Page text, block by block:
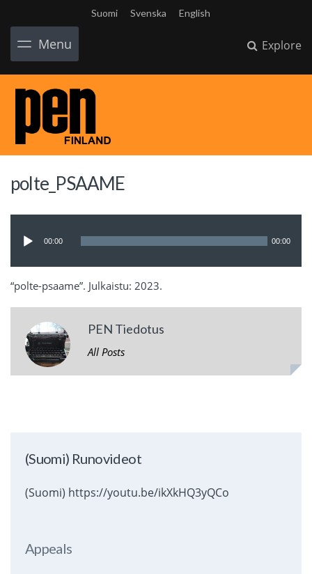
Suomi Svenska English
Menu Explore
polte_PSAAME
Player
00:00 00:00
“polte-psaame”. Julkaistu: 2023.
PEN Tiedotus
All Posts
(Suomi) Runovideot
(Suomi) https://youtu.be/ikXkHQ3yQCo
Appeals